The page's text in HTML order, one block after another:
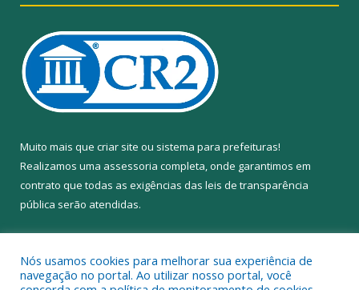
Muito mais que criar site ou sistema para prefeituras!
Realizamos uma assessoria completa, onde garantimos em
contrato que todas as exigências das leis de transparência
pública serão atendidas.
Nós usamos cookies para melhorar sua experiência de
navegação no portal. Ao utilizar nosso portal, você